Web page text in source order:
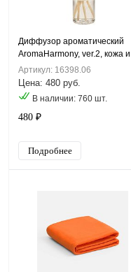
Диффузор ароматический
AromaHarmony, ver.2, кожа и
виски
Артикул: 16398.06
Цена: 480 руб.
В наличии: 760 шт.
480 ₽
Подробнее